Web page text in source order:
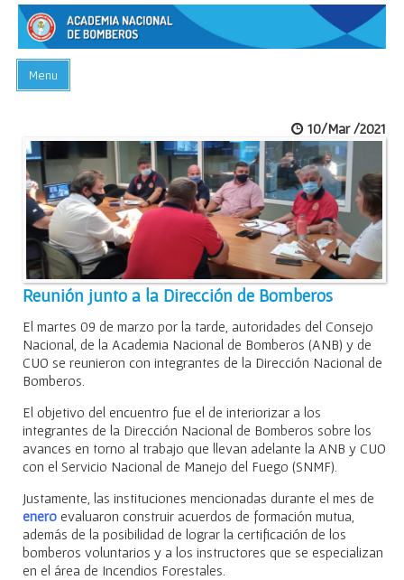
Menu
ACADEMIA
PREGUNTAS FRECUENTES
BIBLIOTECA
EVENTOS
CONTACTO
10/Mar /2021
Reunión junto a la Dirección de Bomberos
El martes 09 de marzo por la tarde, autoridades del Consejo
Nacional, de la Academia Nacional de Bomberos (ANB) y de
CUO se reunieron con integrantes de la Dirección Nacional de
Bomberos.
El objetivo del encuentro fue el de interiorizar a los
integrantes de la Dirección Nacional de Bomberos sobre los
avances en torno al trabajo que llevan adelante la ANB y CUO
con el Servicio Nacional de Manejo del Fuego (SNMF).
Justamente, las instituciones mencionadas durante el mes de
enero evaluaron construir acuerdos de formación mutua,
además de la posibilidad de lograr la certificación de los
bomberos voluntarios y a los instructores que se especializan
en el área de Incendios Forestales.